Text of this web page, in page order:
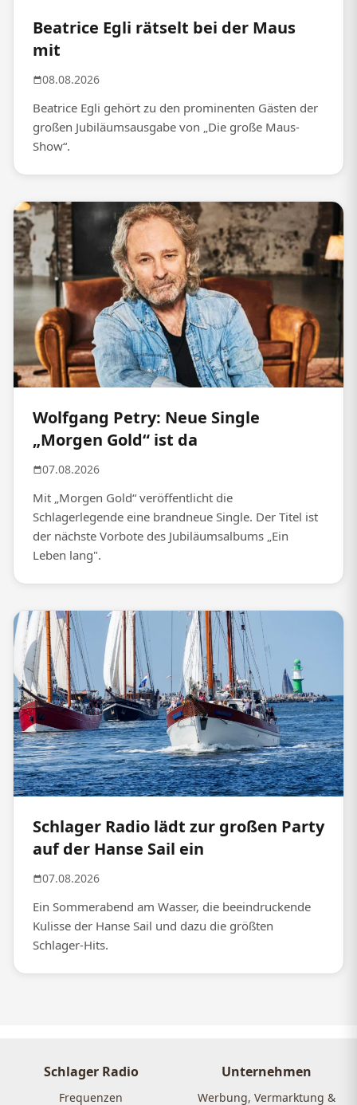
Beatrice Egli rätselt bei der Maus
mit
08.08.2026
Beatrice Egli gehört zu den prominenten Gästen der
großen Jubiläumsausgabe von „Die große Maus-
Show“.
Wolfgang Petry: Neue Single
„Morgen Gold“ ist da
07.08.2026
Mit „Morgen Gold“ veröffentlicht die
Schlagerlegende eine brandneue Single. Der Titel ist
der nächste Vorbote des Jubiläumsalbums „Ein
Leben lang".
Schlager Radio lädt zur großen Party
auf der Hanse Sail ein
07.08.2026
Ein Sommerabend am Wasser, die beeindruckende
Kulisse der Hanse Sail und dazu die größten
Schlager-Hits.
Schlager Radio
Frequenzen
Unternehmen
Werbung, Vermarktung &